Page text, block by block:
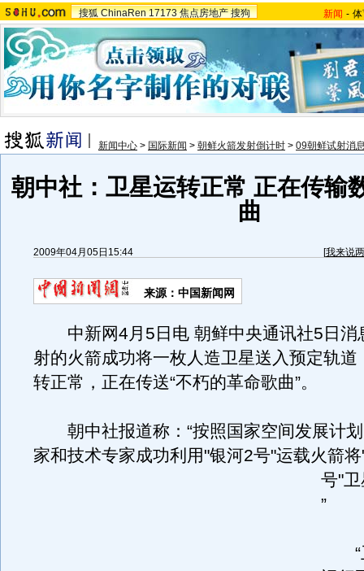
搜狐 ChinaRen 17173 焦点房地产 搜狗 新闻 -
新闻中心 > 国际新闻 > 朝鲜火箭发射倒计时 > 09朝鲜试射消
朝中社：卫星运转正常 正在传输
曲
2009年04月05日15:44 [我来说
来源：中国新闻网
中新网4月5日电 朝鲜中央通讯社5日消
射的火箭成功将一枚人造卫星送入预定轨道
转正常，正在传送“不朽的革命歌曲”。
朝中社报道称：“按照国家空间发展计划
家和技术专家成功利用"银河2号"运载火箭
号"
”
“